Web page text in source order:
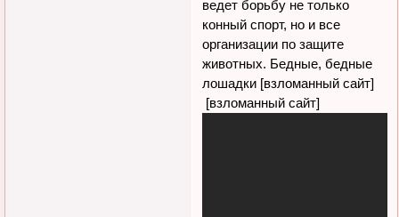
ведет борьбу не только
конный спорт, но и все
организации по защите
животных. Бедные, бедные
лошадки [взломанный сайт]
[взломанный сайт]